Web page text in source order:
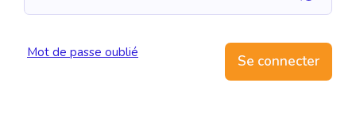
Mot de passe oublié Se connecter